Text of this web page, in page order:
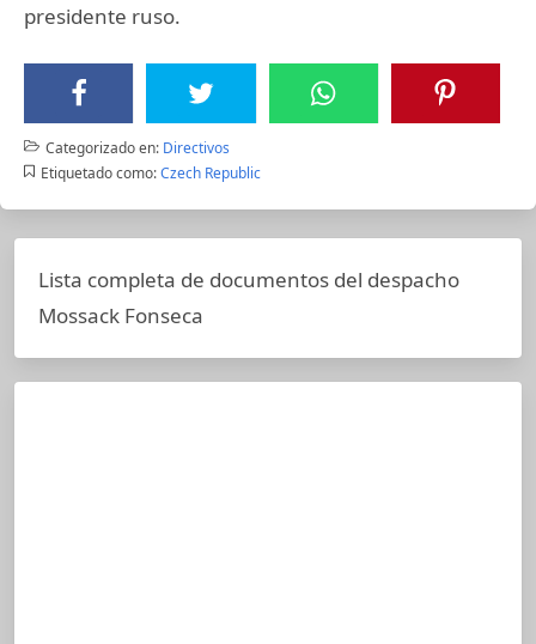
presidente ruso.
Categorizado en: Directivos
Etiquetado como: Czech Republic
Lista completa de documentos del despacho
Mossack Fonseca